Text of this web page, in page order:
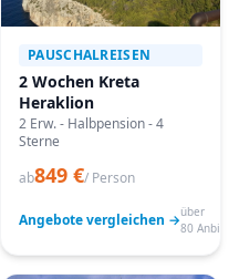
PAUSCHALREISEN
2 Wochen Kreta
Heraklion
2 Erw. - Halbpension - 4
Sterne
ab849 €/ Person
Angebote vergleichen →über
80